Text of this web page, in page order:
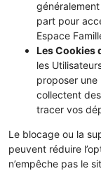
part pour
Espace
Les Cookies
les
proposer une
collectent
tracer vos
Le blocage ou la
peuvent réduire
n’empêche pas le